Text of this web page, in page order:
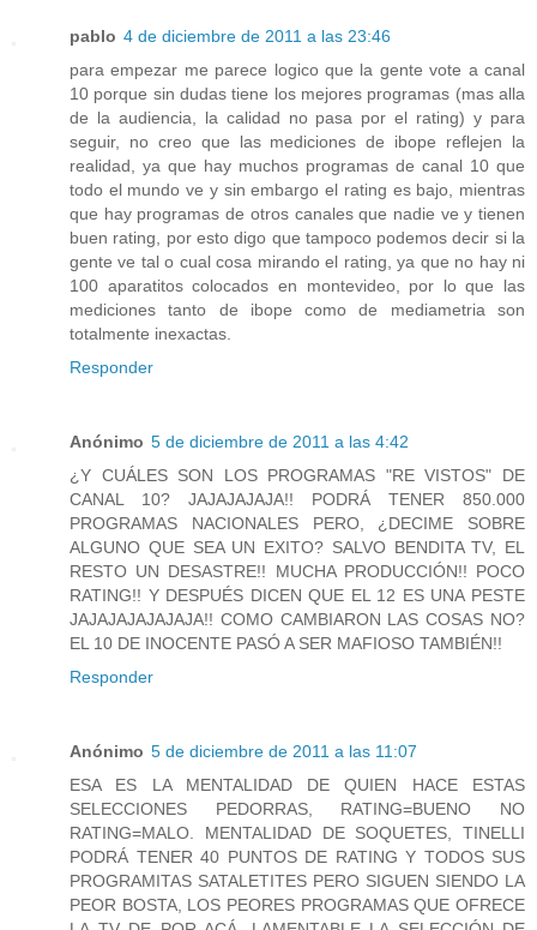
pablo 4 de diciembre de 2011 a las 23:46
para empezar me parece logico que la gente vote a canal
10 porque sin dudas tiene los mejores programas (mas alla
de la audiencia, la calidad no pasa por el rating) y para
seguir, no creo que las mediciones de ibope reflejen la
realidad, ya que hay muchos programas de canal 10 que
todo el mundo ve y sin embargo el rating es bajo, mientras
que hay programas de otros canales que nadie ve y tienen
buen rating, por esto digo que tampoco podemos decir si la
gente ve tal o cual cosa mirando el rating, ya que no hay ni
100 aparatitos colocados en montevideo, por lo que las
mediciones tanto de ibope como de mediametria son
totalmente inexactas.
Responder
Anónimo 5 de diciembre de 2011 a las 4:42
¿Y CUÁLES SON LOS PROGRAMAS "RE VISTOS" DE
CANAL 10? JAJAJAJAJA!! PODRÁ TENER 850.000
PROGRAMAS NACIONALES PERO, ¿DECIME SOBRE
ALGUNO QUE SEA UN EXITO? SALVO BENDITA TV, EL
RESTO UN DESASTRE!! MUCHA PRODUCCIÓN!! POCO
RATING!! Y DESPUÉS DICEN QUE EL 12 ES UNA PESTE
JAJAJAJAJAJAJA!! COMO CAMBIARON LAS COSAS NO?
EL 10 DE INOCENTE PASÓ A SER MAFIOSO TAMBIÉN!!
Responder
Anónimo 5 de diciembre de 2011 a las 11:07
ESA ES LA MENTALIDAD DE QUIEN HACE ESTAS
SELECCIONES PEDORRAS, RATING=BUENO NO
RATING=MALO. MENTALIDAD DE SOQUETES, TINELLI
PODRÁ TENER 40 PUNTOS DE RATING Y TODOS SUS
PROGRAMITAS SATALETITES PERO SIGUEN SIENDO LA
PEOR BOSTA, LOS PEORES PROGRAMAS QUE OFRECE